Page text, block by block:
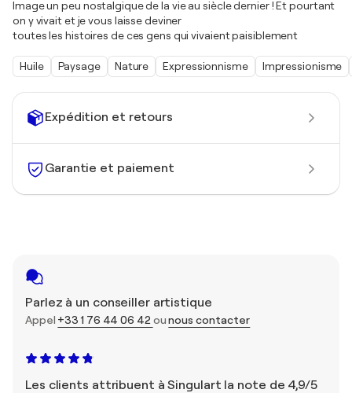
Expédition et retours
Garantie et paiement
Parlez à un conseiller artistique
Appel +33 1 76 44 06 42 ounous contacter
Les clients attribuent à Singulart la note de 4,9/5
Image un peu nostalgique de la vie au siècle dernier ! Et pourtant
on y vivait et je vous laisse deviner
toutes les histoires de ces gens qui vivaient paisiblement
Huile Paysage Nature Expressionnisme Impressionisme